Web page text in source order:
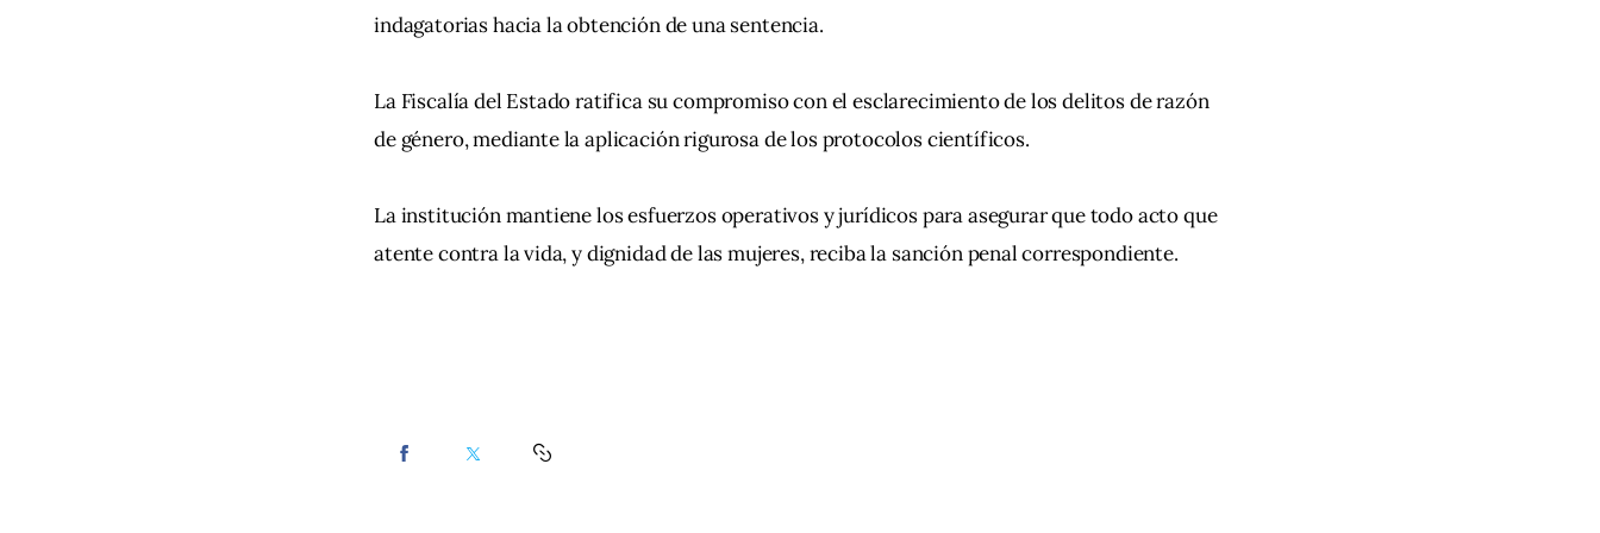
indagatorias hacia la obtención de una sentencia.
La Fiscalía del Estado ratifica su compromiso con el esclarecimiento de los delitos de razón
de género, mediante la aplicación rigurosa de los protocolos científicos.
La institución mantiene los esfuerzos operativos y jurídicos para asegurar que todo acto que
atente contra la vida, y dignidad de las mujeres, reciba la sanción penal correspondiente.